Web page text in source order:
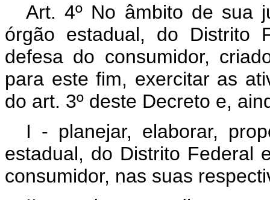
Art. 4º No âmbito de sua
órgão estadual, do Distrito
defesa do consumidor,
para este fim, exercitar as
do art. 3º deste Decreto e,
I - planejar, elaborar,
estadual, do Distrito Federal
consumidor, nas suas